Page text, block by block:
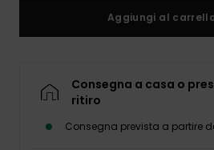
Aggiungi al
Consegna a casa o
ritiro
Consegna prevista a partire